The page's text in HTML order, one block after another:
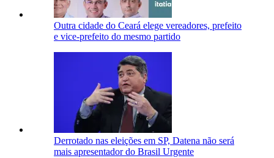
Outra cidade do Ceará elege vereadores, prefeito
e vice-prefeito do mesmo partido
Derrotado nas eleições em SP, Datena não será
mais apresentador do Brasil Urgente